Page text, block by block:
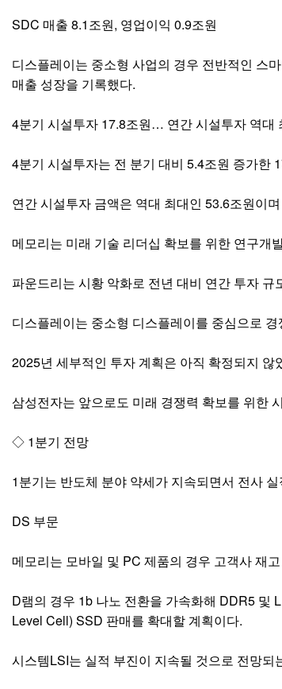
SDC 매출 8.1조원, 영업이익 0.9조원
디스플레이는 중소형 사업의 경우 전반적인 스
매출 성장을 기록했다.
4분기 시설투자 17.8조원… 연간 시설투자 역대
4분기 시설투자는 전 분기 대비 5.4조원 증가한
연간 시설투자 금액은 역대 최대인 53.6조원이
메모리는 미래 기술 리더십 확보를 위한 연구개
파운드리는 시황 악화로 전년 대비 연간 투자 규
디스플레이는 중소형 디스플레이를 중심으로
2025년 세부적인 투자 계획은 아직 확정되지
삼성전자는 앞으로도 미래 경쟁력 확보를 위한
◇ 1분기 전망
1분기는 반도체 분야 약세가 지속되면서 전사
DS 부문
메모리는 모바일 및 PC 제품의 경우 고객사 재
D램의 경우 1b 나노 전환을 가속화해 DDR5 및
Level Cell) SSD 판매를 확대할 계획이다.
시스템LSI는 실적 부진이 지속될 것으로 전망